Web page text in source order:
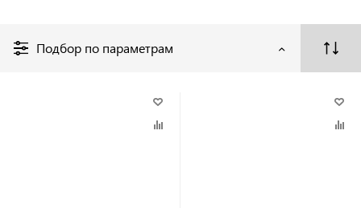
Подбор по параметрам